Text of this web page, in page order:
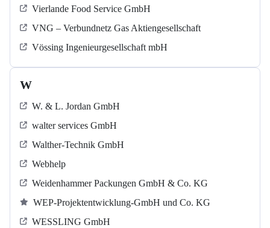
Vierlande Food Service GmbH
VNG – Verbundnetz Gas Aktiengesellschaft
Vössing Ingenieurgesellschaft mbH
W
W. & L. Jordan GmbH
walter services GmbH
Walther-Technik GmbH
Webhelp
Weidenhammer Packungen GmbH & Co. KG
WEP-Projektentwicklung-GmbH und Co. KG
WESSLING GmbH